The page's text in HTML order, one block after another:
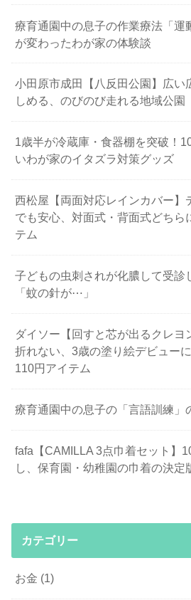
療育通園中の息子の作業療法「運
が変わったわが家の体験談
小田原市成田【八反田公園】広い
しめる、のびのび走れる地域公園
1歳半が冷蔵庫・食器棚を突破！
いわが家のイタズラ対策グッズ
西松屋【両面対応レインカバー】
でも安心、対面式・背面式どちら
テム
子どもの虫刺されが化膿して受診
「蚊の針が⋯」
ダイソー【回すと芯が出るクレヨ
折れない、3歳の塗り絵デビュー
110円アイテム
療育通園中の息子の「言語訓練」
fafa【CAMILLA 3点巾着セット】
し、保育園・幼稚園の巾着の決定
カテゴリー
お金 (1)